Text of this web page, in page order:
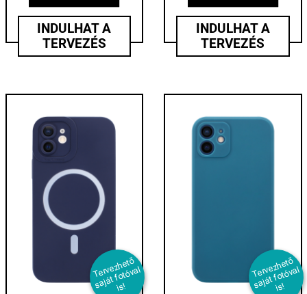
INDULHAT A
TERVEZÉS
INDULHAT A
TERVEZÉS
T
er
v
e
z
h
et
ő
s
aj
át f
ot
ó
v
al
i
s!
T
er
v
e
z
h
et
ő
s
aj
át f
ot
ó
v
al
i
s!